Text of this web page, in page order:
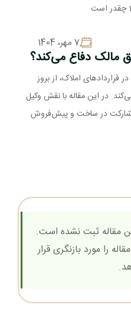
7 مهر، 1404
مالک دفاع می‌کند؟
املاک، از بروز
در این مقاله با نقش وکیل
مشارکت در ساخت و پیش‌فروش
مقاله ثبت نشده است.
را مورد بازنگری قرار